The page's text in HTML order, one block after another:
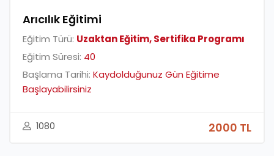
Arıcılık Eğitimi
Eğitim Türü: Uzaktan Eğitim, Sertifika Programı
Eğitim Süresi: 40
Başlama Tarihi: Kaydolduğunuz Gün Eğitime
Başlayabilirsiniz
1080 2000 TL